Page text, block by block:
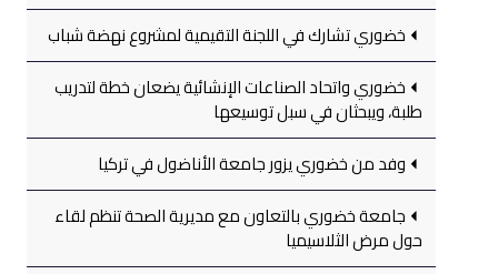
خضوري تشارك في اللجنة التقيمية لمشروع نهضة شباب
خضوري واتحاد الصناعات الإنشائية يضعان خطة لتدريب
طلبة، ويبحثان في سبل توسيعها
وفد من خضوري يزور جامعة الأناضول في تركيا
جامعة خضوري بالتعاون مع مديرية الصحة تنظم لقاء
حول مرض الثلاسيميا